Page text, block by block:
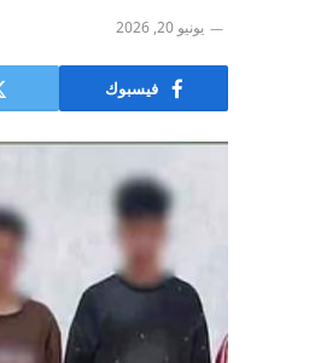
يونيو 20, 2026
فيسبوك